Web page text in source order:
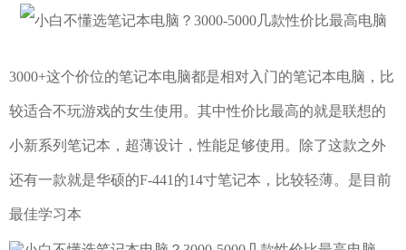
3000+这个价位的笔记本电脑都是相对入门的笔记本电脑，比
较适合不玩游戏的女生使用。其中性价比最高的就是联想的
小新系列笔记本，超薄设计，性能足够使用。除了这款之外
还有一款就是华硕的F-441的14寸笔记本，比较轻薄。是目前
最佳学习本